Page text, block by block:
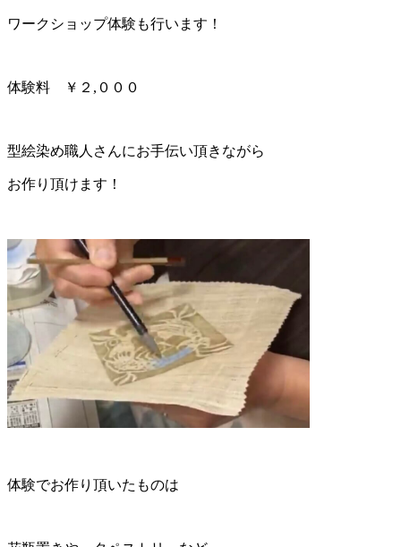
ワークショップ体験も行います！
体験料 ￥２,０００
型絵染め職人さんにお手伝い頂きながら
お作り頂けます！
体験でお作り頂いたものは